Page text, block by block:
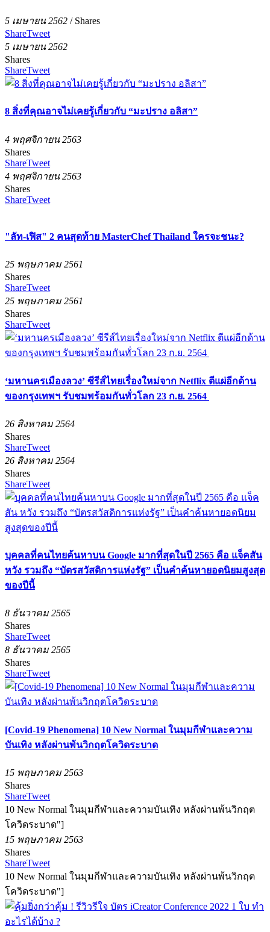
5 เมษายน 2562 / Shares
ShareTweet
5 เมษายน 2562
Shares
ShareTweet
8 สิ่งที่คุณอาจไม่เคยรู้เกี่ยวกับ “มะปราง อลิสา”
4 พฤศจิกายน 2563
Shares
ShareTweet
4 พฤศจิกายน 2563
Shares
ShareTweet
"ลัท-เฟิส" 2 คนสุดท้าย MasterChef Thailand ใครจะชนะ?
25 พฤษภาคม 2561
Shares
ShareTweet
25 พฤษภาคม 2561
Shares
ShareTweet
‘มหานครเมืองลวง’ ซีรีส์ไทยเรื่องใหม่จาก Netflix ตีแผ่อีกด้าน
ของกรุงเทพฯ รับชมพร้อมกันทั่วโลก 23 ก.ย. 2564
26 สิงหาคม 2564
Shares
ShareTweet
26 สิงหาคม 2564
Shares
ShareTweet
บุคคลที่คนไทยค้นหาบน Google มากที่สุดในปี 2565 คือ แจ็คสัน
หวัง รวมถึง “บัตรสวัสดิการแห่งรัฐ” เป็นคำค้นหายอดนิยมสูงสุด
ของปีนี้
8 ธันวาคม 2565
Shares
ShareTweet
8 ธันวาคม 2565
Shares
ShareTweet
[Covid-19 Phenomena] 10 New Normal ในมุมกีฬาและความ
บันเทิง หลังผ่านพ้นวิกฤตโควิดระบาด
15 พฤษภาคม 2563
Shares
ShareTweet
10 New Normal ในมุมกีฬาและความบันเทิง หลังผ่านพ้นวิกฤต
โควิดระบาด"]
15 พฤษภาคม 2563
Shares
ShareTweet
10 New Normal ในมุมกีฬาและความบันเทิง หลังผ่านพ้นวิกฤต
โควิดระบาด"]